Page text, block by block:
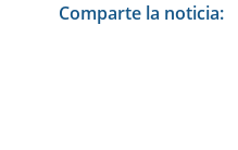
Comparte la noticia: